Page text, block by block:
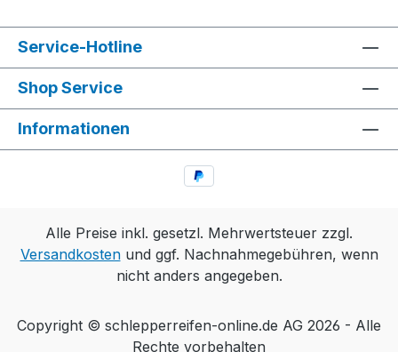
Service-Hotline
Shop Service
Informationen
Alle Preise inkl. gesetzl. Mehrwertsteuer zzgl.
Versandkostenund ggf. Nachnahmegebühren, wenn
nicht anders angegeben.
Copyright © schlepperreifen-online.de AG 2026 - Alle
Rechte vorbehalten